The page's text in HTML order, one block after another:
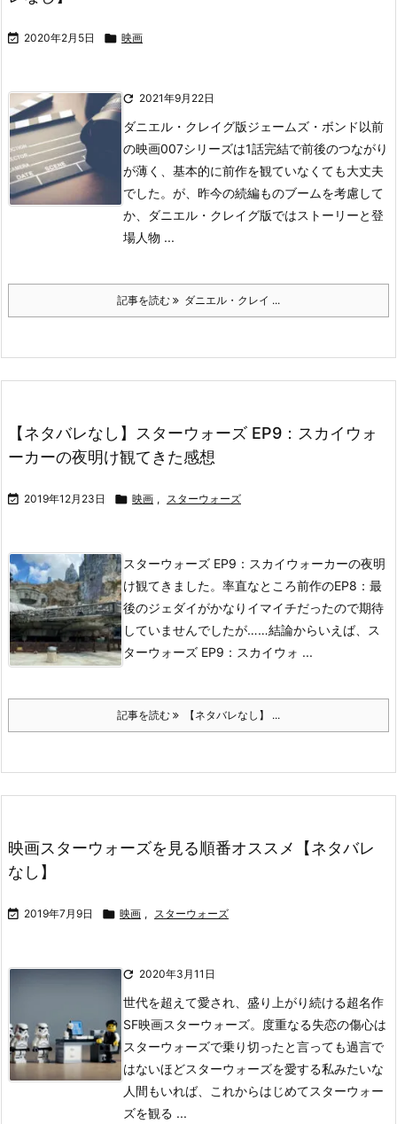
 2020年2月5日  映画
 2021年9月22日
ダニエル・クレイグ版ジェームズ・ボンド以前
の映画007シリーズは1話完結で前後のつながり
が薄く、基本的に前作を観ていなくても大丈夫
でした。 が、昨今の続編ものブームを考慮して
か、ダニエル・クレイグ版ではストーリーと登
場人物 ...
記事を読む ダニエル・クレイ ...
【ネタバレなし】スターウォーズ EP9：スカイウォ
ーカーの夜明け観てきた感想
 2019年12月23日  映画 , スターウォーズ
スターウォーズ EP9：スカイウォーカーの夜明
け観てきました。 率直なところ前作のEP8：最
後のジェダイがかなりイマイチだったので期待
していませんでしたが……結論からいえば、ス
ターウォーズ EP9：スカイウォ ...
記事を読む 【ネタバレなし】 ...
映画スターウォーズを見る順番オススメ【ネタバレ
なし】
 2019年7月9日  映画 , スターウォーズ
 2020年3月11日
世代を超えて愛され、盛り上がり続ける超名作
SF映画スターウォーズ。
度重なる失恋の傷心は
スターウォーズで乗り切ったと言っても過言で
はないほどスターウォーズを愛する私みたいな
人間もいれば、これからはじめてスターウォー
ズを観る ...